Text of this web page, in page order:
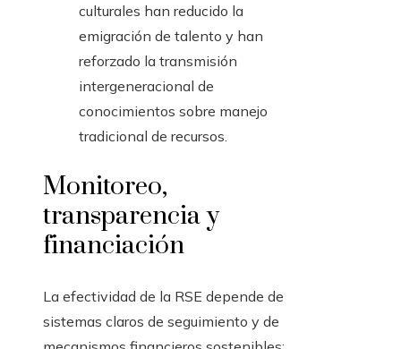
culturales han reducido la
emigración de talento y han
reforzado la transmisión
intergeneracional de
conocimientos sobre manejo
tradicional de recursos.
Monitoreo,
transparencia y
financiación
La efectividad de la RSE depende de
sistemas claros de seguimiento y de